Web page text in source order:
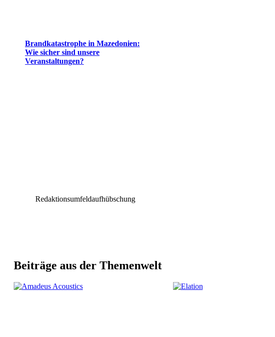
Brandkatastrophe in Mazedonien:
Wie sicher sind unsere
Veranstaltungen?
Redaktionsumfeldaufhübschung
Beiträge aus der Themenwelt